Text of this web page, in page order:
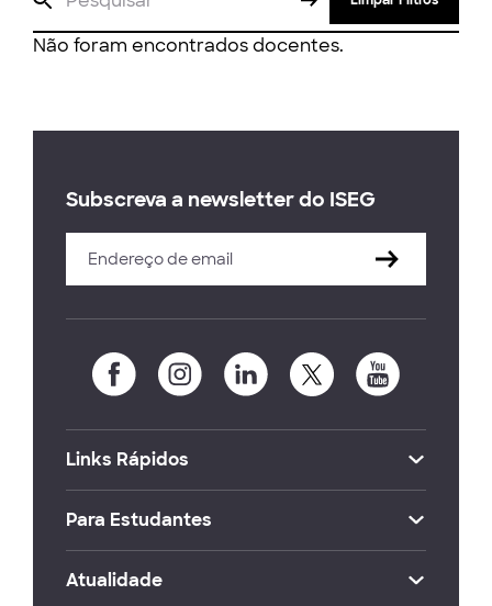
Não foram encontrados docentes.
Subscreva a newsletter do ISEG
Links Rápidos
Para Estudantes
Atualidade